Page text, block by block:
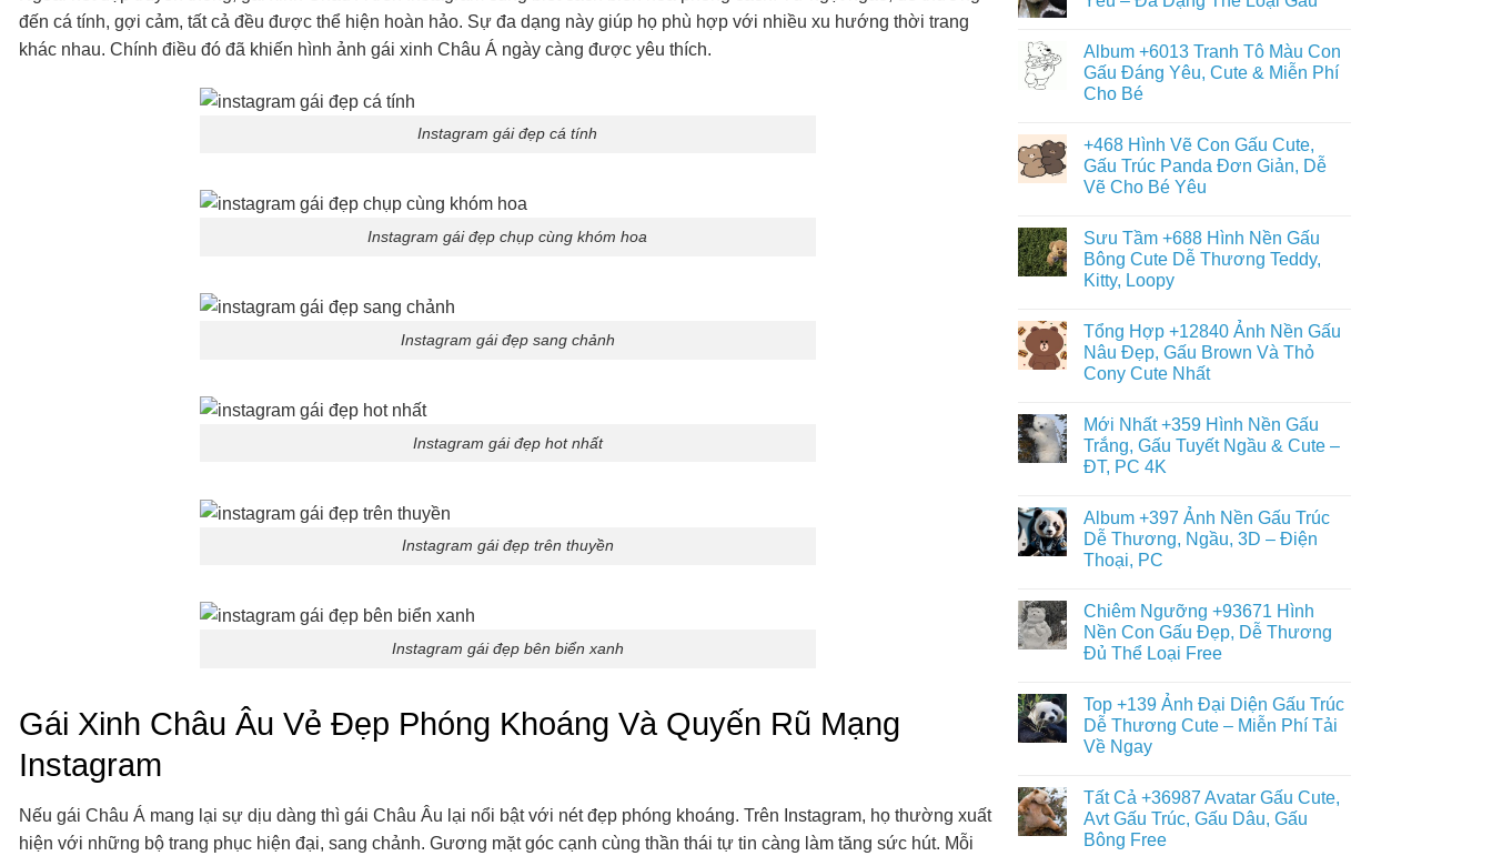
đến cá tính, gợi cảm, tất cả đều được thể hiện hoàn hảo. Sự đa dạng này giúp họ phù hợp với nhiều xu hướng thời trang
khác nhau. Chính điều đó đã khiến hình ảnh gái xinh Châu Á ngày càng được yêu thích.
Instagram gái đẹp cá tính
Instagram gái đẹp chụp cùng khóm hoa
Instagram gái đẹp sang chảnh
Instagram gái đẹp hot nhất
Instagram gái đẹp trên thuyền
Instagram gái đẹp bên biển xanh
Gái Xinh Châu Âu Vẻ Đẹp Phóng Khoáng Và Quyến Rũ Mạng
Instagram
Nếu gái Châu Á mang lại sự dịu dàng thì gái Châu Âu lại nổi bật với nét đẹp phóng khoáng. Trên Instagram, họ thường xuất
hiện với những bộ trang phục hiện đại, sang chảnh. Gương mặt góc cạnh cùng thần thái tự tin càng làm tăng sức hút. Mỗi
bình
luận
ở
+9090
Gấu
Đẹp,
Đáng
Yêu
–
Thể
Loại
Gấu
Album +6013 Tranh Tô Màu Con
Gấu Đáng Yêu, Cute & Miễn Phí
Cho Bé
bình
luận
ở
Album
Tô
Màu
Con
Gấu
Đáng
Miễn
Phí
Cho
+468 Hình Vẽ Con Gấu Cute,
Gấu Trúc Panda Đơn Giản, Dễ
Vẽ Cho Bé Yêu
bình
luận
ở
+468
Con
Gấu
Cute,
Gấu
Trúc
Giản,
Dễ
Vẽ
Cho
Sưu Tầm +688 Hình Nền Gấu
Bông Cute Dễ Thương Teddy,
Kitty, Loopy
bình
luận
ở
Sưu
Hình
Nền
Gấu
Bông
Cute
Teddy,
Kitty,
Loopy
Tổng Hợp +12840 Ảnh Nền Gấu
Nâu Đẹp, Gấu Brown Và Thỏ
Cony Cute Nhất
bình
luận
ở
Tổng
Ảnh
Nền
Gấu
Nâu
Đẹp,
Và
Thỏ
Cony
Cute
Mới Nhất +359 Hình Nền Gấu
Trắng, Gấu Tuyết Ngầu & Cute –
ĐT, PC 4K
bình
luận
ở
Mới
Hình
Nền
Gấu
Trắng,
Gấu
Cute
–
ĐT,
Album +397 Ảnh Nền Gấu Trúc
Dễ Thương, Ngầu, 3D – Điện
Thoại, PC
bình
luận
ở
Album
Nền
Gấu
Trúc
Dễ
Thương,
Điện
Thoại,
PC
Chiêm Ngưỡng +93671 Hình
Nền Con Gấu Đẹp, Dễ Thương
Đủ Thể Loại Free
bình
luận
ở
Chiêm
Hình
Nền
Con
Gấu
Đẹp,
Top +139 Ảnh Đại Diện Gấu Trúc
Dễ Thương Cute – Miễn Phí Tải
Về Ngay
bình
luận
ở
Top
Tất Cả +36987 Avatar Gấu Cute,
Avt Gấu Trúc, Gấu Dâu, Gấu
Bông Free